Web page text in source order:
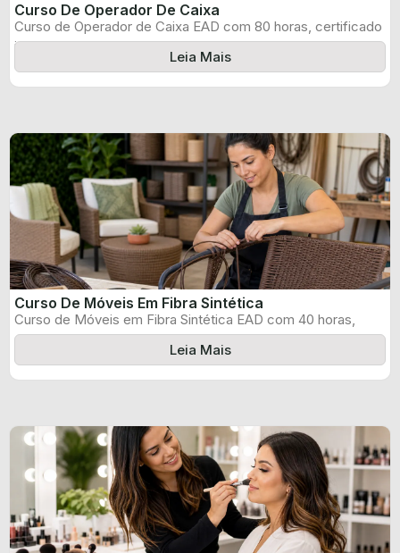
Curso De Operador De Caixa
Curso de Operador de Caixa EAD com 80 horas, certificado
informado pelo produtor ...
Leia Mais
Curso De Móveis Em Fibra Sintética
Curso de Móveis em Fibra Sintética EAD com 40 horas,
certificado informado pelo ...
Leia Mais